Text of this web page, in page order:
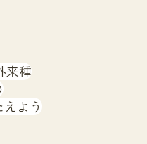
来種
えよう